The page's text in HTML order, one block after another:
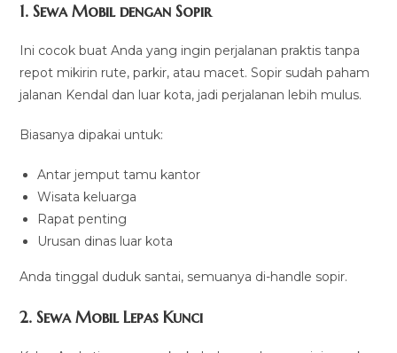
1. Sewa Mobil dengan Sopir
Ini cocok buat Anda yang ingin perjalanan praktis tanpa
repot mikirin rute, parkir, atau macet. Sopir sudah paham
jalanan Kendal dan luar kota, jadi perjalanan lebih mulus.
Biasanya dipakai untuk:
Antar jemput tamu kantor
Wisata keluarga
Rapat penting
Urusan dinas luar kota
Anda tinggal duduk santai, semuanya di-handle sopir.
2. Sewa Mobil Lepas Kunci